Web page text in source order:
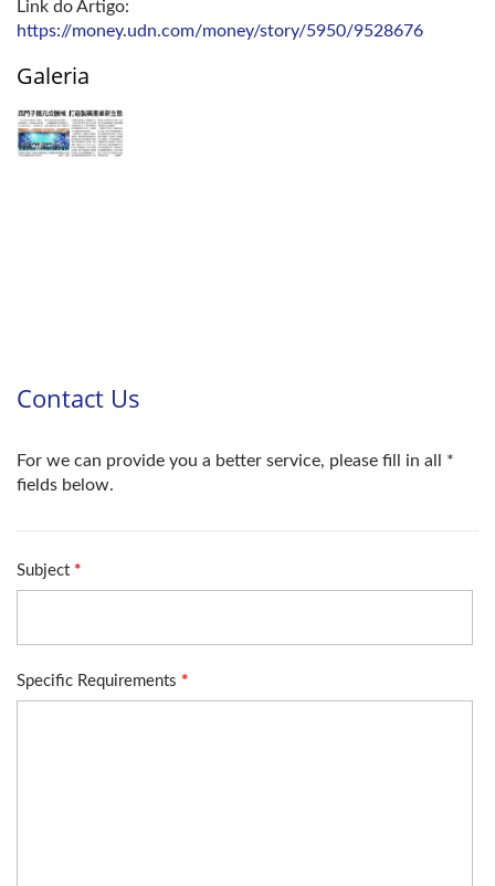
Link do Artigo:
https://money.udn.com/money/story/5950/9528676
Galeria